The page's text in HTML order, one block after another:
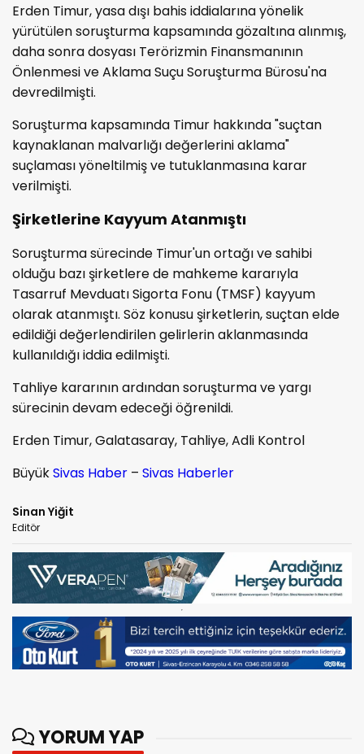
Erden Timur, yasa dışı bahis iddialarına yönelik
yürütülen soruşturma kapsamında gözaltına alınmış,
daha sonra dosyası Terörizmin Finansmanının
Önlenmesi ve Aklama Suçu Soruşturma Bürosu'na
devredilmişti.
Soruşturma kapsamında Timur hakkında "suçtan
kaynaklanan malvarlığı değerlerini aklama"
suçlaması yöneltilmiş ve tutuklanmasına karar
verilmişti.
Şirketlerine Kayyum Atanmıştı
Soruşturma sürecinde Timur'un ortağı ve sahibi
olduğu bazı şirketlere de mahkeme kararıyla
Tasarruf Mevduatı Sigorta Fonu (TMSF) kayyum
olarak atanmıştı. Söz konusu şirketlerin, suçtan elde
edildiği değerlendirilen gelirlerin aklanmasında
kullanıldığı iddia edilmişti.
Tahliye kararının ardından soruşturma ve yargı
sürecinin devam edeceği öğrenildi.
Erden Timur, Galatasaray, Tahliye, Adli Kontrol
BüyükSivas Haber – Sivas Haberler
Sinan Yiğit
Editör
YORUM YAP